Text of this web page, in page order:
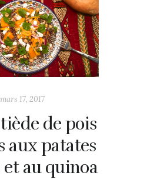
mars 17, 2017
de pois
aux patates
et au quinoa